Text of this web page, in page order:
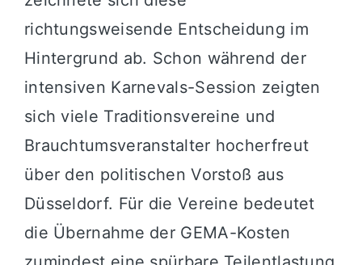
richtungsweisende Entscheidung im
Hintergrund ab. Schon während der
intensiven Karnevals-Session zeigten
sich viele Traditionsvereine und
Brauchtumsveranstalter hocherfreut
über den politischen Vorstoß aus
Düsseldorf. Für die Vereine bedeutet
die Übernahme der GEMA-Kosten